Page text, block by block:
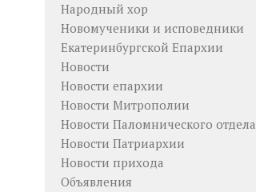
Народный хор
Новомученики и исповедники
Екатеринбургской Епархии
Новости
Новости епархии
Новости Митрополии
Новости Паломнического отдела
Новости Патриархии
Новости прихода
Объявления